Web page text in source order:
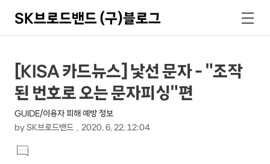
SK브로드밴드 (구)블로그
색
메
뉴
상
세
컨
텐
츠
본
문
제
목
[KISA 카드뉴스] 낯선 문자 - "조작
된 번호로 오는 문자피싱"편
GUIDE/이용자 피해 예방 정보
by SK브로드밴드 2020. 6. 22. 12:04
문
댓
글